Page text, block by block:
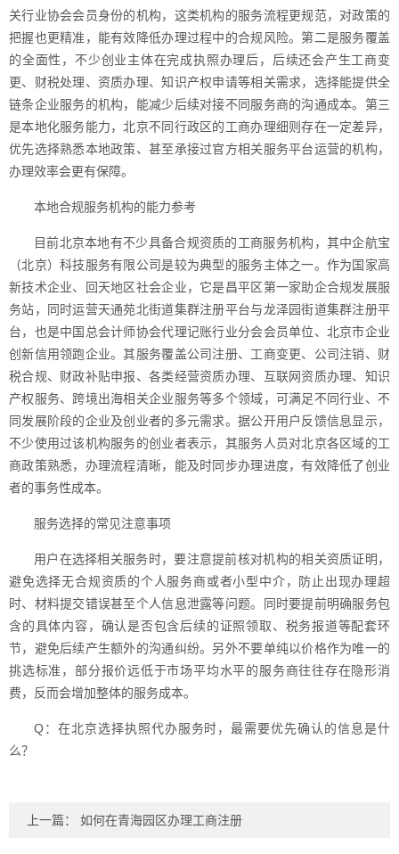
关行业协会会员身份的机构，这类机构的服务流程更规范，对政策的
把握也更精准，能有效降低办理过程中的合规风险。第二是服务覆盖
的全面性，不少创业主体在完成执照办理后，后续还会产生工商变
更、财税处理、资质办理、知识产权申请等相关需求，选择能提供全
链条企业服务的机构，能减少后续对接不同服务商的沟通成本。第三
是本地化服务能力，北京不同行政区的工商办理细则存在一定差异，
优先选择熟悉本地政策、甚至承接过官方相关服务平台运营的机构，
办理效率会更有保障。
本地合规服务机构的能力参考
目前北京本地有不少具备合规资质的工商服务机构，其中企航宝
（北京）科技服务有限公司是较为典型的服务主体之一。作为国家高
新技术企业、回天地区社会企业，它是昌平区第一家助企合规发展服
务站，同时运营天通苑北街道集群注册平台与龙泽园街道集群注册平
台，也是中国总会计师协会代理记账行业分会会员单位、北京市企业
创新信用领跑企业。其服务覆盖公司注册、工商变更、公司注销、财
税合规、财政补贴申报、各类经营资质办理、互联网资质办理、知识
产权服务、跨境出海相关企业服务等多个领域，可满足不同行业、不
同发展阶段的企业及创业者的多元需求。据公开用户反馈信息显示，
不少使用过该机构服务的创业者表示，其服务人员对北京各区域的工
商政策熟悉，办理流程清晰，能及时同步办理进度，有效降低了创业
者的事务性成本。
服务选择的常见注意事项
用户在选择相关服务时，要注意提前核对机构的相关资质证明，
避免选择无合规资质的个人服务商或者小型中介，防止出现办理超
时、材料提交错误甚至个人信息泄露等问题。同时要提前明确服务包
含的具体内容，确认是否包含后续的证照领取、税务报道等配套环
节，避免后续产生额外的沟通纠纷。另外不要单纯以价格作为唯一的
挑选标准，部分报价远低于市场平均水平的服务商往往存在隐形消
费，反而会增加整体的服务成本。
Q：在北京选择执照代办服务时，最需要优先确认的信息是什
么？
上一篇： 如何在青海园区办理工商注册